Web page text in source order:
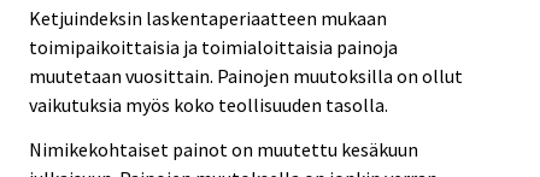
Ketjuindeksin laskentaperiaatteen mukaan
toimipaikoittaisia ja toimialoittaisia painoja
muutetaan vuosittain. Painojen muutoksilla on ollut
vaikutuksia myös koko teollisuuden tasolla.
Nimikekohtaiset painot on muutettu kesäkuun